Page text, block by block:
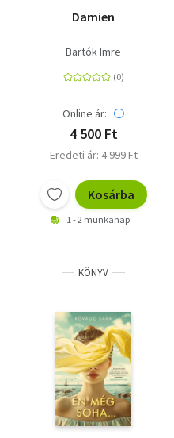
Damien
Bartók Imre
Online ár:
4 500 Ft
Eredeti ár: 4 999 Ft
Kosárba
1 - 2 munkanap
KÖNYV